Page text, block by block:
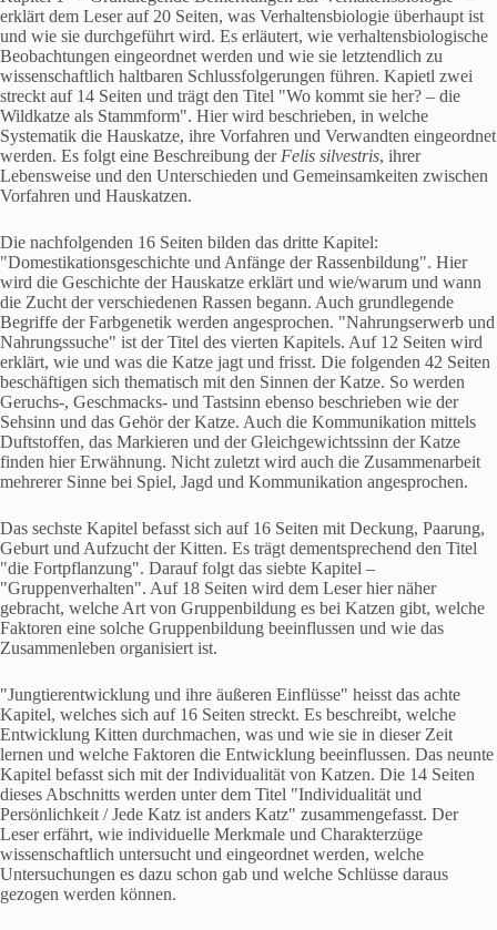
erklärt dem Leser auf 20 Seiten, was Verhaltensbiologie überhaupt ist
und wie sie durchgeführt wird. Es erläutert, wie verhaltensbiologische
Beobachtungen eingeordnet werden und wie sie letztendlich zu
wissenschaftlich haltbaren Schlussfolgerungen führen. Kapietl zwei
streckt auf 14 Seiten und trägt den Titel "Wo kommt sie her? – die
Wildkatze als Stammform". Hier wird beschrieben, in welche
Systematik die Hauskatze, ihre Vorfahren und Verwandten eingeordnet
werden. Es folgt eine Beschreibung derFelis silvestris, ihrer
Lebensweise und den Unterschieden und Gemeinsamkeiten zwischen
Vorfahren und Hauskatzen.
Die nachfolgenden 16 Seiten bilden das dritte Kapitel:
"Domestikationsgeschichte und Anfänge der Rassenbildung". Hier
wird die Geschichte der Hauskatze erklärt und wie/warum und wann
die Zucht der verschiedenen Rassen begann. Auch grundlegende
Begriffe der Farbgenetik werden angesprochen. "Nahrungserwerb und
Nahrungssuche" ist der Titel des vierten Kapitels. Auf 12 Seiten wird
erklärt, wie und was die Katze jagt und frisst. Die folgenden 42 Seiten
beschäftigen sich thematisch mit den Sinnen der Katze. So werden
Geruchs-, Geschmacks- und Tastsinn ebenso beschrieben wie der
Sehsinn und das Gehör der Katze. Auch die Kommunikation mittels
Duftstoffen, das Markieren und der Gleichgewichtssinn der Katze
finden hier Erwähnung. Nicht zuletzt wird auch die Zusammenarbeit
mehrerer Sinne bei Spiel, Jagd und Kommunikation angesprochen.
Das sechste Kapitel befasst sich auf 16 Seiten mit Deckung, Paarung,
Geburt und Aufzucht der Kitten. Es trägt dementsprechend den Titel
"die Fortpflanzung". Darauf folgt das siebte Kapitel –
"Gruppenverhalten". Auf 18 Seiten wird dem Leser hier näher
gebracht, welche Art von Gruppenbildung es bei Katzen gibt, welche
Faktoren eine solche Gruppenbildung beeinflussen und wie das
Zusammenleben organisiert ist.
"Jungtierentwicklung und ihre äußeren Einflüsse" heisst das achte
Kapitel, welches sich auf 16 Seiten streckt. Es beschreibt, welche
Entwicklung Kitten durchmachen, was und wie sie in dieser Zeit
lernen und welche Faktoren die Entwicklung beeinflussen. Das neunte
Kapitel befasst sich mit der Individualität von Katzen. Die 14 Seiten
dieses Abschnitts werden unter dem Titel "Individualität und
Persönlichkeit / Jede Katz ist anders Katz" zusammengefasst. Der
Leser erfährt, wie individuelle Merkmale und Charakterzüge
wissenschaftlich untersucht und eingeordnet werden, welche
Untersuchungen es dazu schon gab und welche Schlüsse daraus
gezogen werden können.